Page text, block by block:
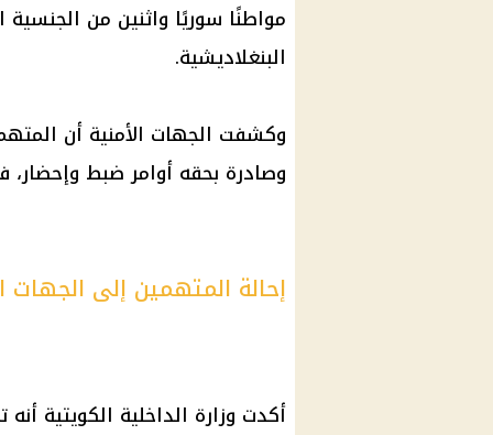
مواطنًا سوريًا واثنين من
البنغلاديشية.
وكشفت الجهات الأمنية أن
وصادرة بحقه أوامر ضبط
إحالة المتهمين إلى الجهات
أكدت وزارة الداخلية الكويتية